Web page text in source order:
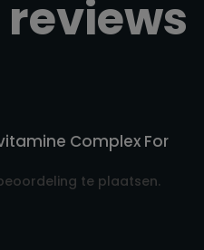
reviews
Complex For
te plaatsen.